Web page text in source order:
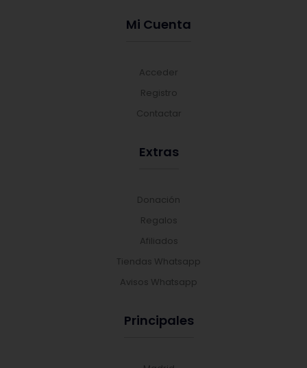
Mi Cuenta
Acceder
Registro
Contactar
Extras
Donación
Regalos
Afiliados
Tiendas Whatsapp
Avisos Whatsapp
Principales